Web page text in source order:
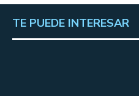
TE PUEDE INTERESAR